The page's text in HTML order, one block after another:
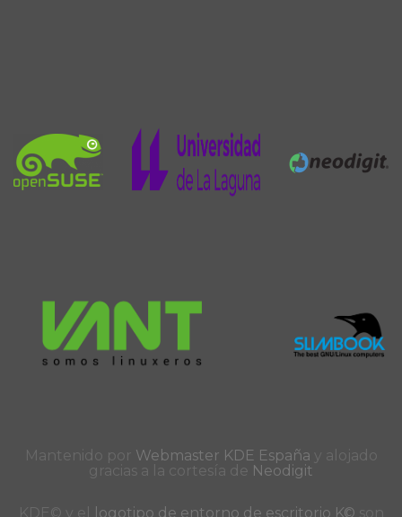
Mantenido por Webmaster KDE España y alojado
gracias a la cortesía de Neodigit
KDE© y el logotipo de entorno de escritorio K© son